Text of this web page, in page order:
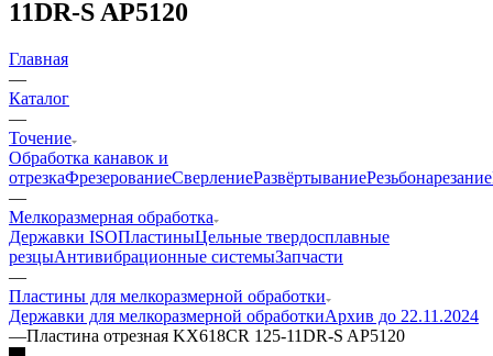
11DR-S AP5120
Главная
—
Каталог
—
Точение
Обработка канавок и
отрезкаФрезерованиеСверлениеРазвёртываниеРезьбонарезание
—
Мелкоразмерная обработка
Державки ISOПластиныЦельные твердосплавные
резцыАнтивибрационные системыЗапчасти
—
Пластины для мелкоразмерной обработки
Державки для мелкоразмерной обработкиАрхив до 22.11.2024
—Пластина отрезная KX618CR 125-11DR-S AP5120